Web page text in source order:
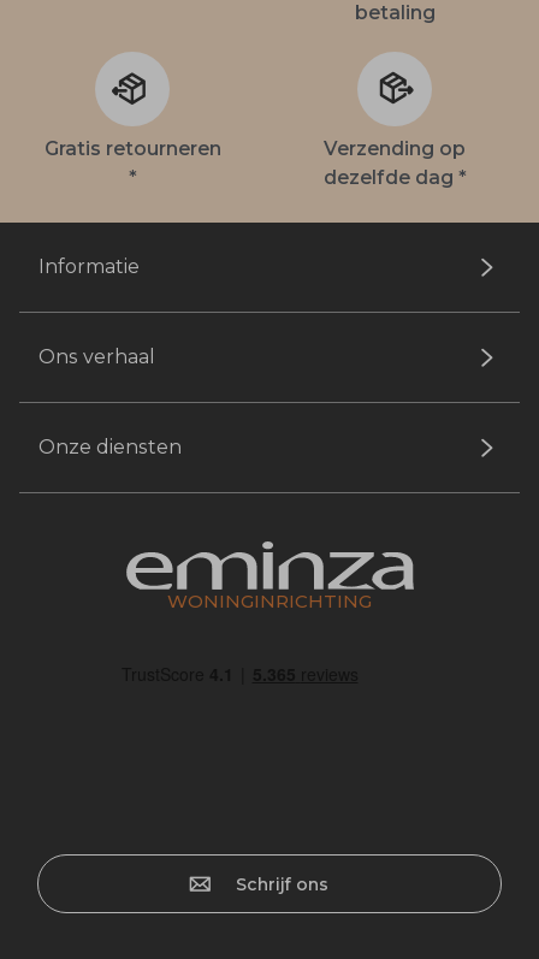
betaling
Gratis retourneren
*
Verzending op
dezelfde dag *
Informatie
Ons verhaal
Onze diensten
WONINGINRICHTING
Schrijf ons